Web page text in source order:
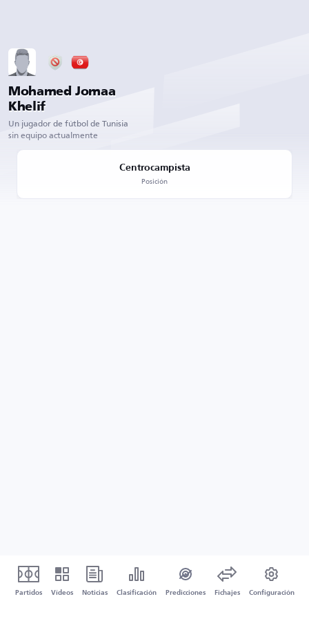
Mohamed Jomaa
Khelif
Un jugador de fútbol de Tunisia
sin equipo actualmente
Centrocampista
Posición
Partidos Vídeos Noticias Clasificación Predicciones Fichajes Configuración